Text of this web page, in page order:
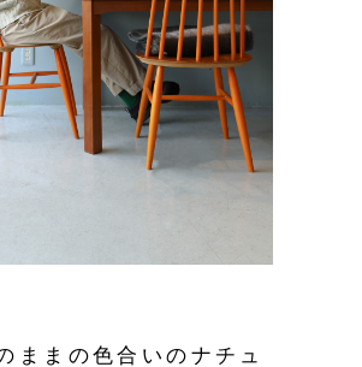
ままの色合いのナチュ